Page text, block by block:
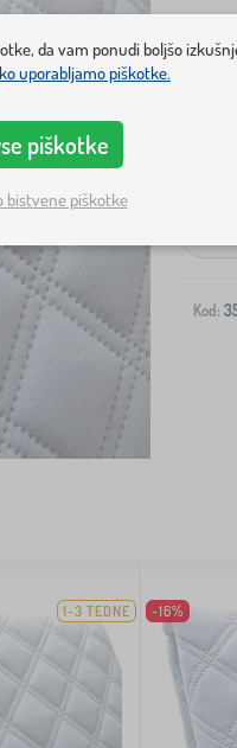
Kod:
1-3 TEDNE -16%
da vam ponudi boljšo
uporabljamo piškotke.
piškotke
bistvene piškotke